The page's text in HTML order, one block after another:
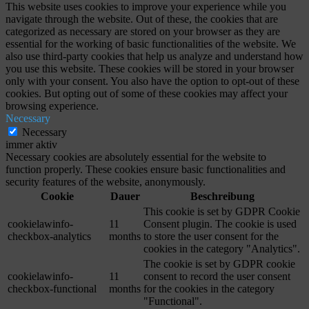
This website uses cookies to improve your experience while you
navigate through the website. Out of these, the cookies that are
categorized as necessary are stored on your browser as they are
essential for the working of basic functionalities of the website. We
also use third-party cookies that help us analyze and understand how
you use this website. These cookies will be stored in your browser
only with your consent. You also have the option to opt-out of these
cookies. But opting out of some of these cookies may affect your
browsing experience.
Necessary
Necessary
immer aktiv
Necessary cookies are absolutely essential for the website to
function properly. These cookies ensure basic functionalities and
security features of the website, anonymously.
Cookie
Dauer Beschreibung
cookielawinfo-
checkbox-analytics
11
months
This cookie is set by GDPR Cookie
Consent plugin. The cookie is used
to store the user consent for the
cookies in the category "Analytics".
cookielawinfo-
checkbox-functional
11
months
The cookie is set by GDPR cookie
consent to record the user consent
for the cookies in the category
"Functional".